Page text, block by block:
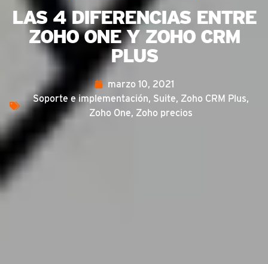
LAS 4 DIFERENCIAS ENTRE
ZOHO ONE Y ZOHO CRM
PLUS
marzo 10, 2021
Soporte e implementación, Suite, Zoho CRM Plus,
Zoho One, Zoho precios